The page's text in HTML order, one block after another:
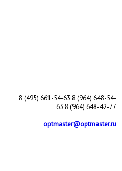
8 (495) 661-54-63 8 (964) 648-54-
63 8 (964) 648-42-77
optmaster@optmaster.ru